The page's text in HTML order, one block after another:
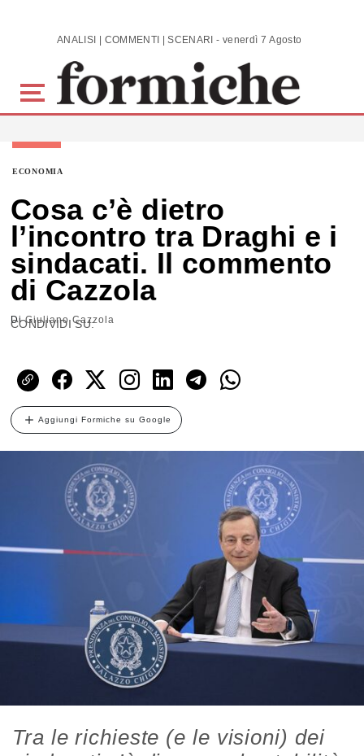
Skip to main content ANALISI | COMMENTI | SCENARI - venerdì 7 Agosto 2026
ECONOMIA
Cosa c’è dietro
l’incontro tra Draghi e i
sindacati. Il commento
di Cazzola
DiGiuliano Cazzola
CONDIVIDI SU:
Aggiungi Formiche su Google
Tra le richieste (e le visioni) dei